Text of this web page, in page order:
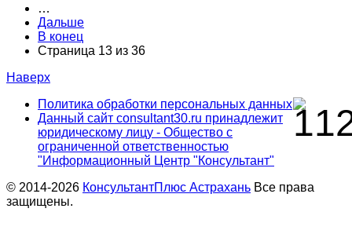
…
Дальше
В конец
Страница 13 из 36
Наверх
Политика обработки персональных данных
Данный сайт consultant30.ru принадлежит
юридическому лицу - Общество с
ограниченной ответственностью
"Информационный Центр "Консультант"
© 2014-2026 КонсультантПлюс Астрахань Все права
защищены.